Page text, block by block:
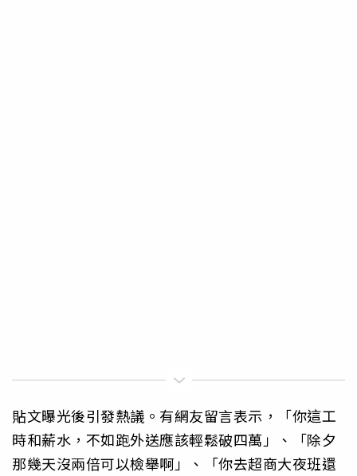
貼文曝光後引發熱議。有網友留言表示，「你這工
時和薪水，不如跑外送應該輕鬆破四萬」、「除夕
那幾天沒兩倍可以檢舉啊」、「你去超商大夜班還